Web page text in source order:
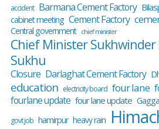
accident Barmana Cement Factory
cabinet meeting Cement Factory
Central government chief minister
Chief Minister Sukhwinder
Sukhu
Closure Darlaghat Cement Factory
education electricity board four lane
fourlane update four lane update
govt job hamirpur heavy rain